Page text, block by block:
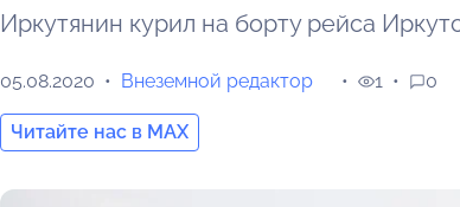
Иркутянин курил на борту рейса
05.08.2020 Внеземной редактор
Читайте нас в MAX
1 0